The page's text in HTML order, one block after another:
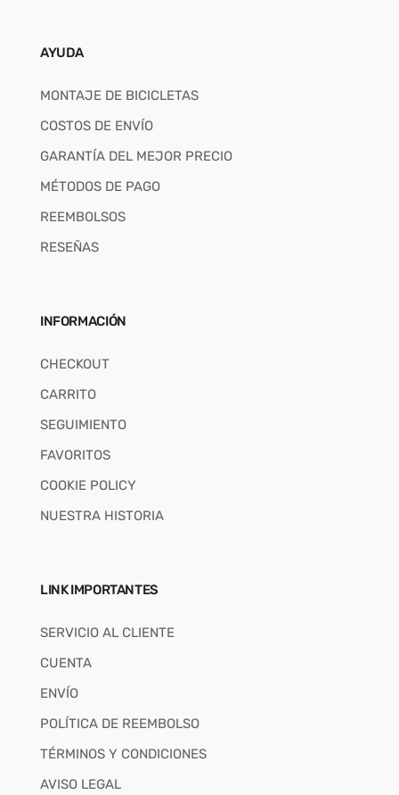
AYUDA
MONTAJE DE BICICLETAS
COSTOS DE ENVÍO
GARANTÍA DEL MEJOR PRECIO
MÉTODOS DE PAGO
REEMBOLSOS
RESEÑAS
INFORMACIÓN
CHECKOUT
CARRITO
SEGUIMIENTO
FAVORITOS
COOKIE POLICY
NUESTRA HISTORIA
LINK IMPORTANTES
SERVICIO AL CLIENTE
CUENTA
ENVÍO
POLÍTICA DE REEMBOLSO
TÉRMINOS Y CONDICIONES
AVISO LEGAL